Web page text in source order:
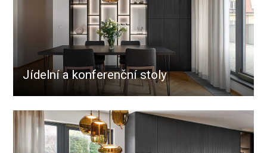
Jídelní a konferenční stoly